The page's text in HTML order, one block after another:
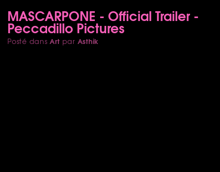
MASCARPONE - Official Trailer -
Peccadillo Pictures
Posté dansArt par Asthik